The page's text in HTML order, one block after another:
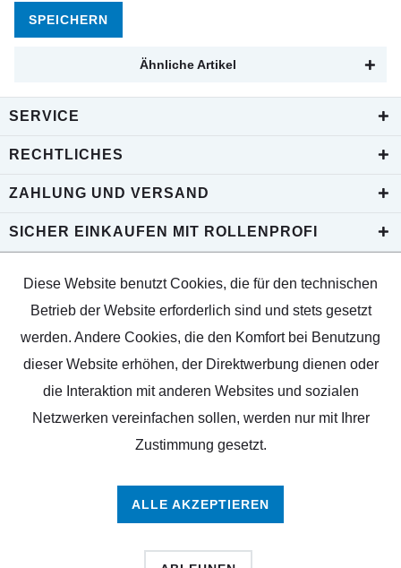
SPEICHERN
Ähnliche Artikel
SERVICE
RECHTLICHES
ZAHLUNG UND VERSAND
SICHER EINKAUFEN MIT ROLLENPROFI
Diese Website benutzt Cookies, die für den technischen
Betrieb der Website erforderlich sind und stets gesetzt
werden. Andere Cookies, die den Komfort bei Benutzung
dieser Website erhöhen, der Direktwerbung dienen oder
die Interaktion mit anderen Websites und sozialen
Netzwerken vereinfachen sollen, werden nur mit Ihrer
Zustimmung gesetzt.
ALLE AKZEPTIEREN